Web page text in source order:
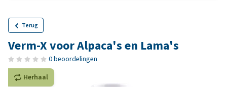
Terug
Verm-X voor Alpaca's en Lama's
0 beoordelingen
Herhaal